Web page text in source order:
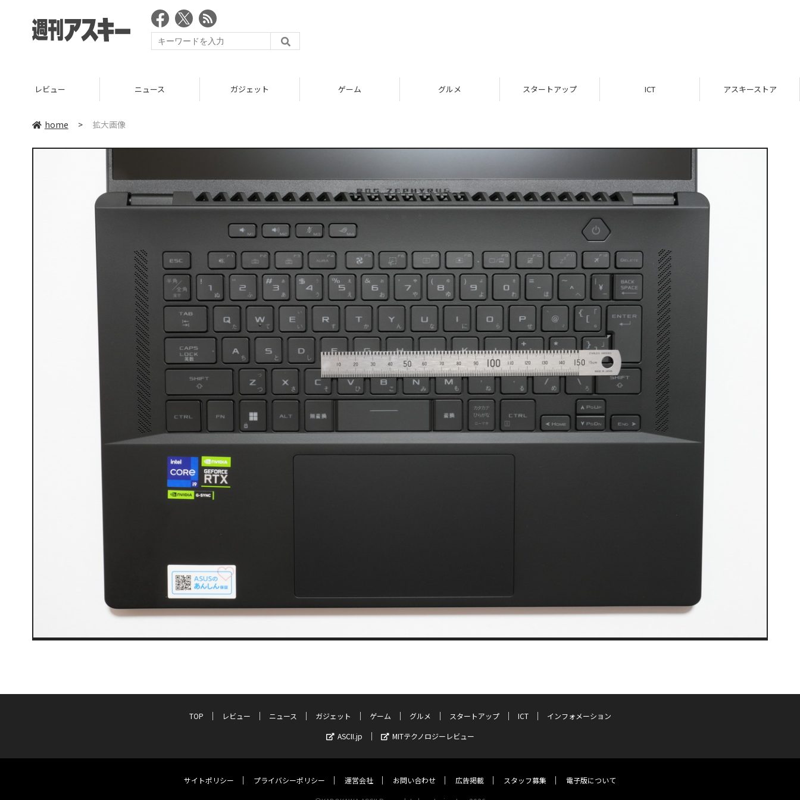
レビュー ニュース ガジェット ゲーム グルメ スタートアップ ICT アスキーストア
home > 拡大画像
TOP レビュー ニュース ガジェット ゲーム グルメ スタートアップ ICT
インフォメーション
ASCII.jp
MITテクノロジーレビュー
サイトポリシー プライバシーポリシー 運営会社 お問い合わせ 広告掲載 スタッフ募集 電子版について